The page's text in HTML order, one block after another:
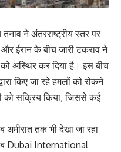
ने अंतरराष्ट्रीय स्तर पर
ईरान के बीच जारी टकराव ने
को अस्थिर कर दिया है। इस बीच
किए जा रहे हमलों को रोकने
को सक्रिय किया, जिससे कई
तक भी देखा जा रहा
Dubai International